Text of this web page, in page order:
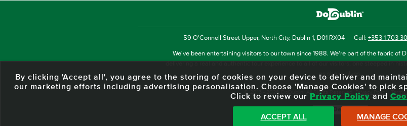
59 O'Connell Street Upper, North City, Dublin 1, D01 RX04 Call: +353 1 703
We've been entertaining visitors to our town since 1988. We're part of the fabric of
as she evolves.
© 2013 - 2026 DoDublin. All Rights Reserved. Privacy Policy
Front Desk Login
By clicking 'Accept all', you agree to the storing of cookies on your device to deliver and
our marketing efforts including advertising personalisation. Choose 'Manage Cookies' to pick
Click to review our
Privacy Policy and
ACCEPT ALL MANAGE